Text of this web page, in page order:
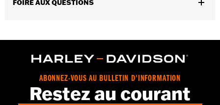
d.com/warranty
FOIRE AUX QUESTIONS
ABONNEZ-VOUS AU BULLETIN D'INFORMATION
Restez au courant